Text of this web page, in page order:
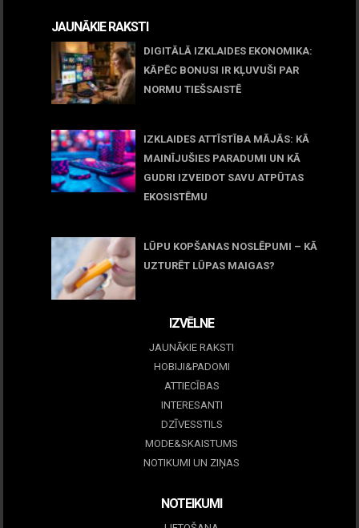
JAUNĀKIE RAKSTI
DIGITĀLĀ IZKLAIDES EKONOMIKA:
KĀPĒC BONUSI IR KĻUVUŠI PAR
NORMU TIEŠSAISTĒ
IZKLAIDES ATTĪSTĪBA MĀJĀS: KĀ
MAINĪJUŠIES PARADUMI UN KĀ
GUDRI IZVEIDOT SAVU ATPŪTAS
EKOSISTĒMU
LŪPU KOPŠANAS NOSLĒPUMI – KĀ
UZTURĒT LŪPAS MAIGAS?
IZVĒLNE
JAUNĀKIE RAKSTI
HOBIJI&PADOMI
ATTIECĪBAS
INTERESANTI
DZĪVESSTILS
MODE&SKAISTUMS
NOTIKUMI UN ZIŅAS
NOTEIKUMI